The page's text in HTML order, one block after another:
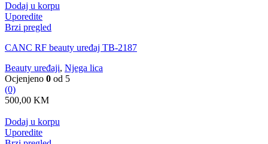
Dodaj u korpu
Uporedite
Brzi pregled
CANC RF beauty uređaj TB-2187
Beauty uređaji, Njega lica
Ocjenjeno 0 od 5
(0)
500,00 KM
Dodaj u korpu
Uporedite